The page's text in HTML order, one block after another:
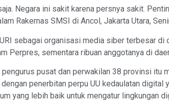
Negara ini sakit karena persnya sakit.
Rakernas SMSI di Ancol, Jakarta Utara,
sebagai organisasi media siber terbesar di
Perpres, sementara ribuan anggotanya di
pusat dan perwakilan 38 provinsi itu
penerbitan perpu UU kedaulatan digital
yang lebih baik untuk mengatur lingkungan